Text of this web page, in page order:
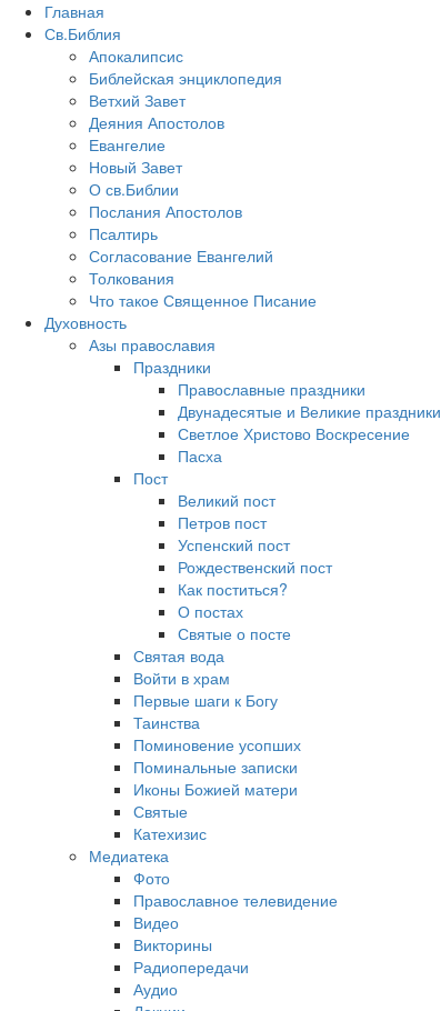
Главная
Св.Библия
Апокалипсис
Библейская энциклопедия
Ветхий Завет
Деяния Апостолов
Евангелие
Новый Завет
О св.Библии
Послания Апостолов
Псалтирь
Согласование Евангелий
Толкования
Что такое Священное Писание
Духовность
Азы православия
Праздники
Православные праздники
Двунадесятые и Великие праздники
Светлое Христово Воскресение
Пасха
Пост
Великий пост
Петров пост
Успенский пост
Рождественский пост
Как поститься?
О постах
Святые о посте
Святая вода
Войти в храм
Первые шаги к Богу
Таинства
Поминовение усопших
Поминальные записки
Иконы Божией матери
Святые
Катехизис
Медиатека
Фото
Православное телевидение
Видео
Викторины
Радиопередачи
Аудио